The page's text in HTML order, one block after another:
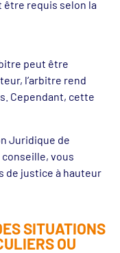
être requis selon la
peut être
l’arbitre rend
Cependant, cette
Juridique de
conseille, vous
de justice à hauteur
SITUATIONS
OU